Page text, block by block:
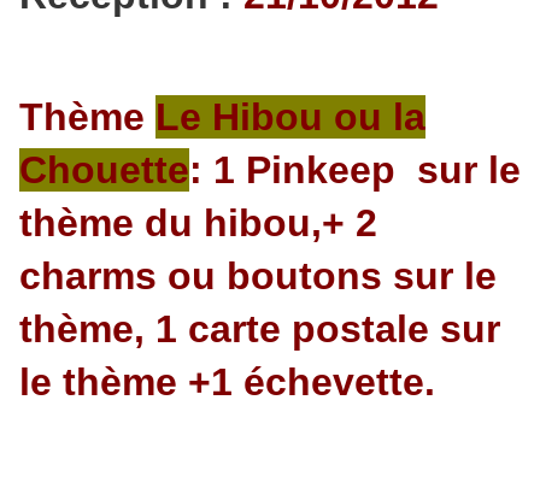
Thème Le Hibou ou la
Chouette: 1 Pinkeep sur le
thème du hibou,+ 2
charms ou boutons sur le
thème, 1 carte postale sur
le thème +1 échevette.